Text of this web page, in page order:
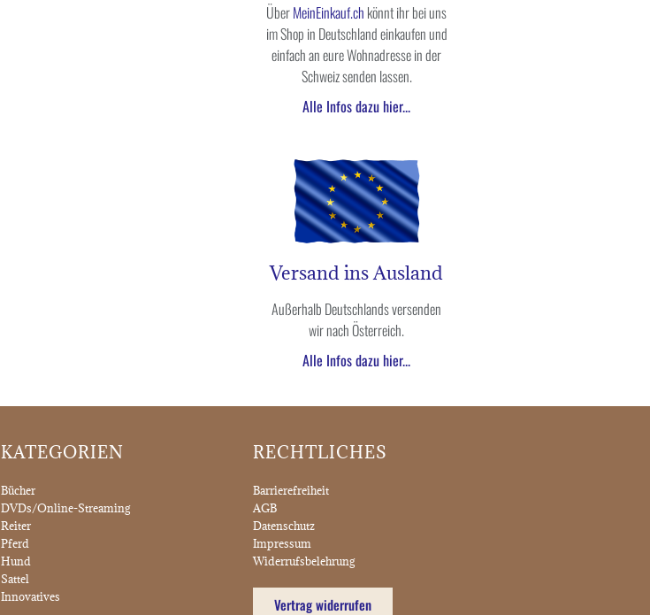
ÜberMeinEinkauf.ch könnt ihr bei uns
im Shop in Deutschland einkaufen und
einfach an eure Wohnadresse in der
Schweiz senden lassen.
Alle Infos dazu hier...
Versand ins Ausland
Außerhalb Deutschlands versenden
wir nach Österreich.
Alle Infos dazu hier...
KATEGORIEN
Bücher
DVDs/Online-Streaming
Reiter
Pferd
Hund
Sattel
Innovatives
RECHTLICHES
Barrierefreiheit
AGB
Datenschutz
Impressum
Widerrufsbelehrung
Vertrag widerrufen